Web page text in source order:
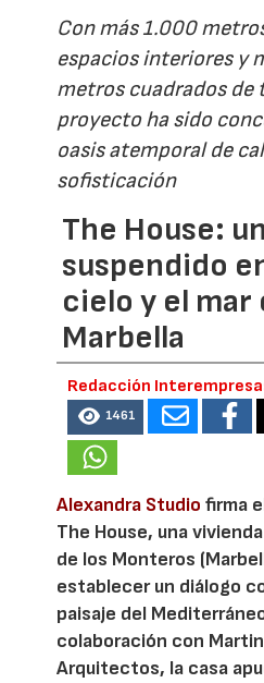
Con más 1.000
espacios interiores y
metros cuadrados de
proyecto ha sido
oasis atemporal de
sofisticación
The House:
suspendido
cielo y el mar
Marbella
Redacción
1461
Alexandra Studio firma
The House, una
de los Monteros
establecer un diálogo
paisaje del
colaboración con
Arquitectos, la casa